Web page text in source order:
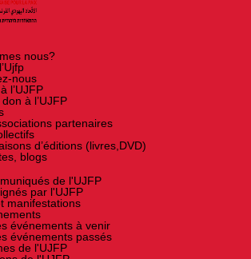
nous?
nous
l’UJFP
à l’UJFP
partenaires
d’éditions (livres,DVD)
blogs
de l'UJFP
par l'UJFP
manifestations
événements à venir
événements passés
de l'UJFP